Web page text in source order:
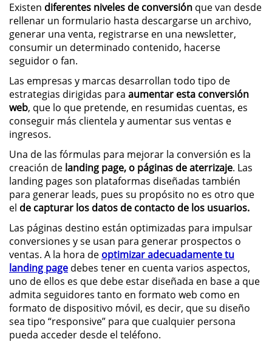
Existen diferentes niveles de conversión que van desde
rellenar un formulario hasta descargarse un archivo,
generar una venta, registrarse en una newsletter,
consumir un determinado contenido, hacerse
seguidor o fan.
Las empresas y marcas desarrollan todo tipo de
estrategias dirigidas para aumentar esta conversión
web, que lo que pretende, en resumidas cuentas, es
conseguir más clientela y aumentar sus ventas e
ingresos.
Una de las fórmulas para mejorar la conversión es la
creación de landing page, o páginas de aterrizaje. Las
landing pages son plataformas diseñadas también
para generar leads, pues su propósito no es otro que
el de capturar los datos de contacto de los usuarios.
Las páginas destino están optimizadas para impulsar
conversiones y se usan para generar prospectos o
ventas. A la hora de optimizar adecuadamente tu
landing page debes tener en cuenta varios aspectos,
uno de ellos es que debe estar diseñada en base a que
admita seguidores tanto en formato web como en
formato de dispositivo móvil, es decir, que su diseño
sea tipo “responsive” para que cualquier persona
pueda acceder desde el teléfono.